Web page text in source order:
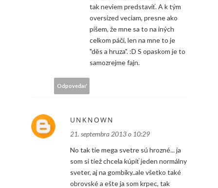
tak neviem predstaviť. A k tým
oversized veciam, presne ako
píšem, že mne sa to na iných
celkom páči, len na mne to je
"děs a hruza". :D S opaskom je to
samozrejme fajn.
Odpovedať
UNKNOWN
21. septembra 2013 o 10:29
No tak tie mega svetre sú hrozné... ja
som si tiež chcela kúpiť jeden normálny
sveter, aj na gombíky..ale všetko také
obrovské a ešte ja som krpec, tak